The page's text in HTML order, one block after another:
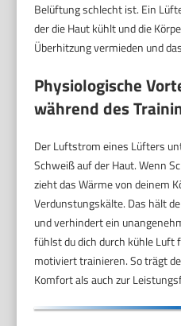
Belüftung schlecht ist. Ein
der die Haut kühlt und die
Überhitzung vermieden und
Physiologische
während des
Der Luftstrom eines Lüfters
Schweiß auf der Haut. Wenn
zieht das Wärme von deinem
Verdunstungskälte. Das hält
und verhindert ein
fühlst du dich durch kühle
motiviert trainieren. So trägt
Komfort als auch zur